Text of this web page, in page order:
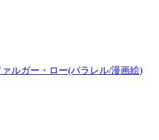
ァルガー・ロー(パラレル/漫画絵)